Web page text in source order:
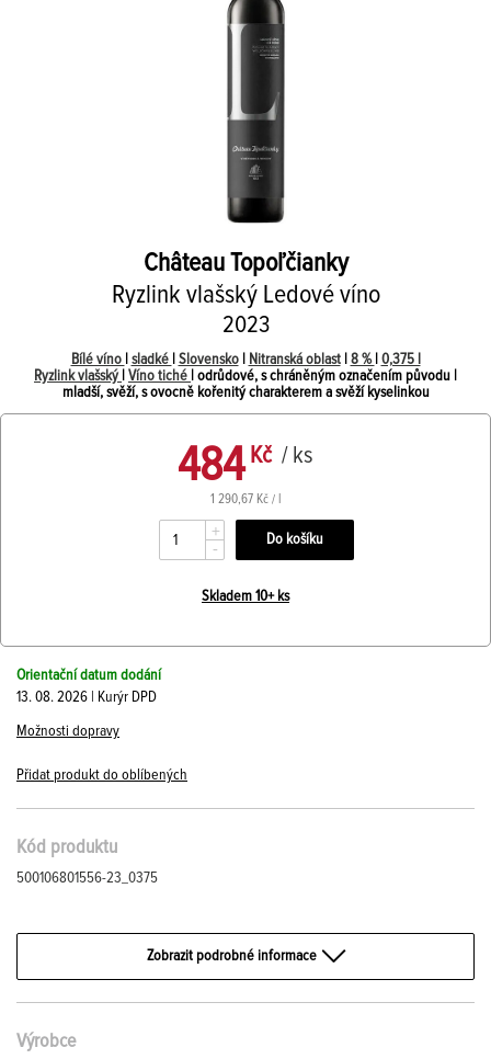
Château Topoľčianky
Ryzlink vlašský Ledové víno
2023
Bílé víno sladké Slovensko| Nitranská oblast| 8 % 0,375 l
Ryzlink vlašský Víno tiché
| odrůdové, s chráněným označením původu |
mladší, svěží, s ovocně kořenitý charakterem a svěží kyselinkou
484 Kč / ks
1 290,67 Kč / l
+
-
Skladem 10+ ks
Orientační datum dodání
13. 08. 2026 | Kurýr DPD
Možnosti dopravy
Přidat produkt do oblíbených
Kód produktu
500106801556-23_0375
Zobrazit podrobné informace
Výrobce